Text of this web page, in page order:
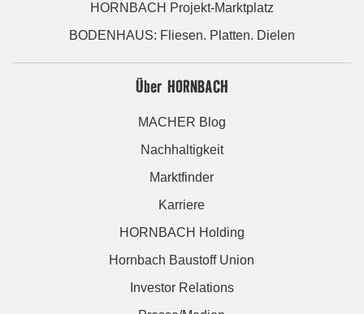
HORNBACH Projekt-Marktplatz
BODENHAUS: Fliesen. Platten. Dielen
Über HORNBACH
MACHER Blog
Nachhaltigkeit
Marktfinder
Karriere
HORNBACH Holding
Hornbach Baustoff Union
Investor Relations